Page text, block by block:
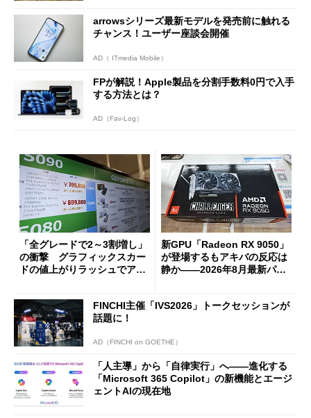
arrowsシリーズ最新モデルを発売前に触れる
チャンス！ユーザー座談会開催
AD（ ITmedia Mobile）
FPが解説！Apple製品を分割手数料0円で入手
する方法とは？
AD（Fav-Log）
「全グレードで2～3割増し」
の衝撃 グラフィックスカー
ドの値上がりラッシュでアキ
新GPU「Radeon RX 9050」
が登場するもアキバの反応は
静か――2026年8月最新パー
FINCHI主催「IVS2026」トークセッションが
話題に！
AD（FINCHI on GOETHE）
「人主導」から「自律実行」へ――進化する
「Microsoft 365 Copilot」の新機能とエージ
ェントAIの現在地